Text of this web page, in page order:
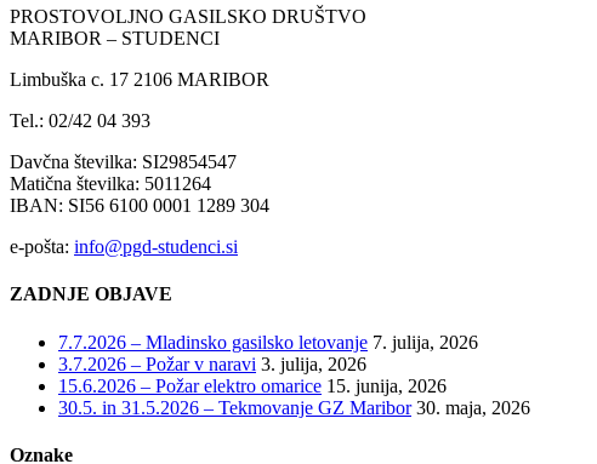
PROSTOVOLJNO GASILSKO DRUŠTVO
MARIBOR – STUDENCI
Limbuška c. 17 2106 MARIBOR
Tel.: 02/42 04 393
Davčna številka: SI29854547
Matična številka: 5011264
IBAN: SI56 6100 0001 1289 304
e-pošta: info@pgd-studenci.si
ZADNJE OBJAVE
7.7.2026 – Mladinsko gasilsko letovanje 7. julija, 2026
3.7.2026 – Požar v naravi 3. julija, 2026
15.6.2026 – Požar elektro omarice 15. junija, 2026
30.5. in 31.5.2026 – Tekmovanje GZ Maribor 30. maja, 2026
Oznake